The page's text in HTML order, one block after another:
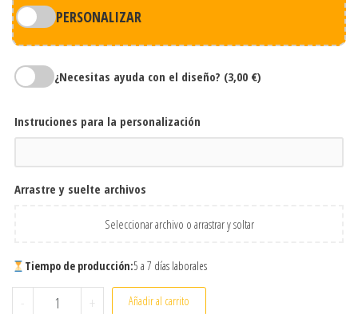
PERSONALIZAR
¿Necesitas ayuda con el diseño? (3,00 €)
Instruciones para la personalización
Arrastre y suelte archivos
Seleccionar archivo o arrastrar y soltar
Tiempo de producción:5 a 7 días laborales
- Delantal profesional canvas personalizado | Delantal
+ Añadir al carrito